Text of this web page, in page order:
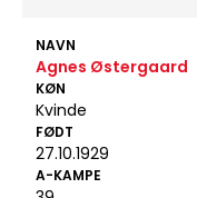
NAVN
Agnes Østergaard
KØN
Kvinde
FØDT
27.10.1929
A-KAMPE